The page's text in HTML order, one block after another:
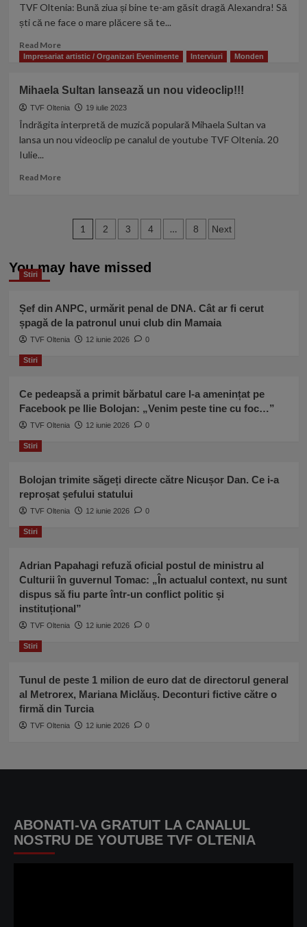
TVF Oltenia: Bună ziua și bine te-am găsit dragă Alexandra! Să
ști că ne face o mare plăcere să te...
Read MoreRead
more
Interviu
cu
tanara
interpreta
Impresariat artistic / Organizari Evenimente Interviuri Monden
Mihaela Sultan lansează un nou videoclip!!!
TVF Oltenia 19 iulie 2023
Îndrăgita interpretă de muzică populară Mihaela Sultan va
lansa un nou videoclip pe canalul de youtube TVF Oltenia. 20
Iulie...
Read MoreRead
Sultan
lansează
nou
Paginație
1 2 3 4 … 8 Next
You may have missed
Stiri
Șef din ANPC, urmărit penal de DNA. Cât ar fi cerut
șpagă de la patronul unui club din Mamaia
TVF Oltenia 12 iunie 2026 0
Stiri
Ce pedeapsă a primit bărbatul care l-a amenințat pe
Facebook pe Ilie Bolojan: „Venim peste tine cu foc…”
TVF Oltenia 12 iunie 2026 0
Stiri
Bolojan trimite săgeți directe către Nicușor Dan. Ce i-a
reproșat șefului statului
TVF Oltenia 12 iunie 2026 0
Stiri
Adrian Papahagi refuză oficial postul de ministru al
Culturii în guvernul Tomac: „În actualul context, nu sunt
dispus să fiu parte într-un conflict politic și
instituțional”
TVF Oltenia 12 iunie 2026 0
Stiri
Tunul de peste 1 milion de euro dat de directorul general
al Metrorex, Mariana Miclăuș. Deconturi fictive către o
firmă din Turcia
TVF Oltenia 12 iunie 2026 0
ABONATI-VA GRATUIT LA CANALUL
NOSTRU DE YOUTUBE TVF OLTENIA